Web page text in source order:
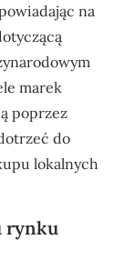
na
marek
poprzez
do
lokalnych
rynku